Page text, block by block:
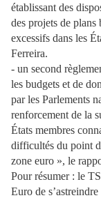
établissant des
des projets de
excessifs dans les
Ferreira.
- un second
les budgets et de
par les Parlements
renforcement de la
États membres
difficultés du point
zone euro », le
Pour résumer : le
Euro de